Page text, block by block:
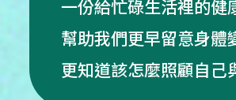
一份給忙碌生活裡的健
幫助我們更早留意身體
更知道該怎麼照顧自己